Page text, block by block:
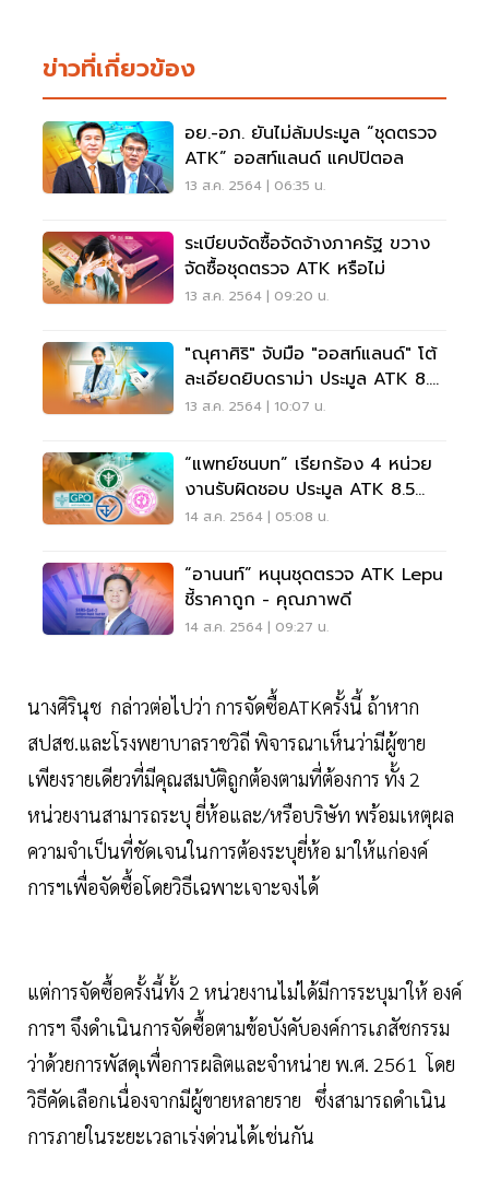
ข่าวที่เกี่ยวข้อง
อย.-อภ. ยันไม่ล้มประมูล “ชุดตรวจ
ATK” ออสท์แลนด์ แคปปิตอล
13 ส.ค. 2564 | 06:35 น.
ระเบียบจัดซื้อจัดจ้างภาครัฐ ขวาง
จัดซื้อชุดตรวจ ATK หรือไม่
13 ส.ค. 2564 | 09:20 น.
"ณุศาศิริ" จับมือ "ออสท์แลนด์" โต้
ละเอียดยิบดราม่า ประมูล ATK 8.5
ล้าน
13 ส.ค. 2564 | 10:07 น.
“แพทย์ชนบท” เรียกร้อง 4 หน่วย
งานรับผิดชอบ ประมูล ATK 8.5
ล้านชิ้น
14 ส.ค. 2564 | 05:08 น.
“อานนท์” หนุนชุดตรวจ ATK Lepu
ชี้ราคาถูก - คุณภาพดี
14 ส.ค. 2564 | 09:27 น.
นางศิรินุช กล่าวต่อไปว่า การจัดซื้อATKครั้งนี้ ถ้าหาก
สปสช.และโรงพยาบาลราชวิถี พิจารณาเห็นว่ามีผู้ขาย
เพียงรายเดียวที่มีคุณสมบัติถูกต้องตามที่ต้องการ ทั้ง 2
หน่วยงานสามารถระบุ ยี่ห้อและ/หรือบริษัท พร้อมเหตุผล
ความจำเป็นที่ชัดเจนในการต้องระบุยี่ห้อ มาให้แก่องค์
การฯเพื่อจัดซื้อโดยวิธีเฉพาะเจาะจงได้
แต่การจัดซื้อครั้งนี้ทั้ง 2 หน่วยงานไม่ได้มีการระบุมาให้ องค์
การฯ จึงดำเนินการจัดซื้อตามข้อบังคับองค์การเภสัชกรรม
ว่าด้วยการพัสดุเพื่อการผลิตและจำหน่าย พ.ศ. 2561 โดย
วิธีคัดเลือกเนื่องจากมีผู้ขายหลายราย ซึ่งสามารถดำเนิน
การภายในระยะเวลาเร่งด่วนได้เช่นกัน